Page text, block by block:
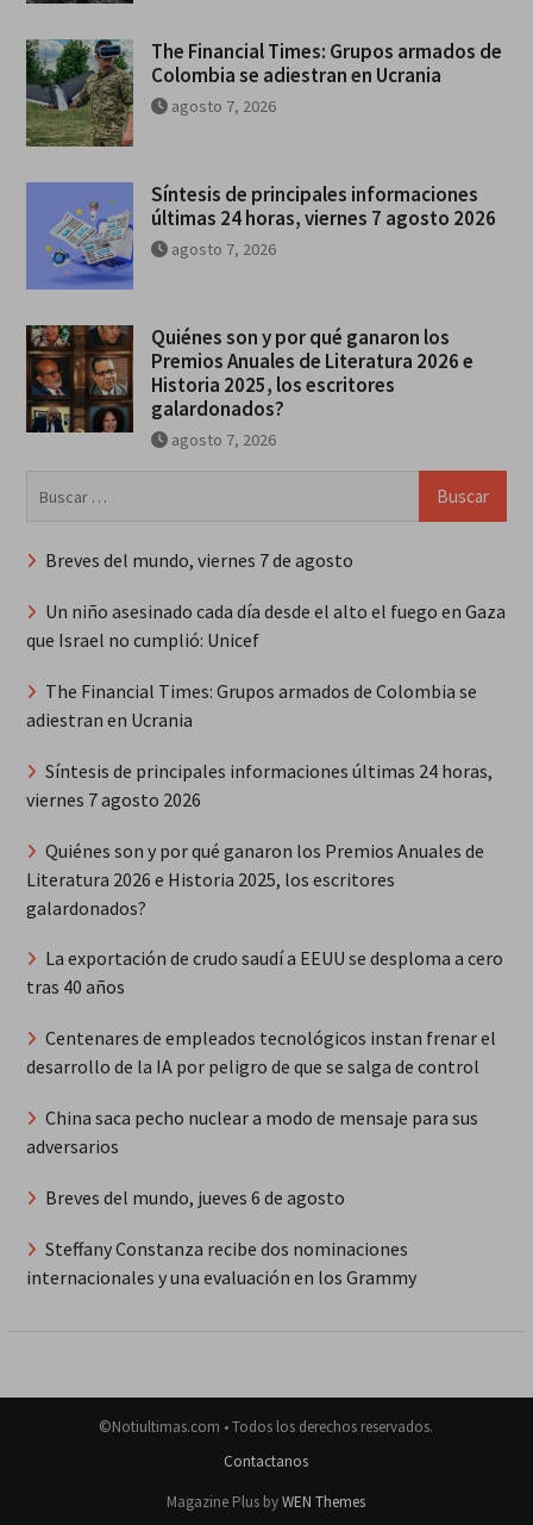
The Financial Times: Grupos armados de
Colombia se adiestran en Ucrania
agosto 7, 2026
Síntesis de principales informaciones
últimas 24 horas, viernes 7 agosto 2026
agosto 7, 2026
Quiénes son y por qué ganaron los
Premios Anuales de Literatura 2026 e
Historia 2025, los escritores
galardonados?
agosto 7, 2026
Breves del mundo, viernes 7 de agosto
Un niño asesinado cada día desde el alto el fuego en Gaza
que Israel no cumplió: Unicef
The Financial Times: Grupos armados de Colombia se
adiestran en Ucrania
Síntesis de principales informaciones últimas 24 horas,
viernes 7 agosto 2026
Quiénes son y por qué ganaron los Premios Anuales de
Literatura 2026 e Historia 2025, los escritores
galardonados?
La exportación de crudo saudí a EEUU se desploma a cero
tras 40 años
Centenares de empleados tecnológicos instan frenar el
desarrollo de la IA por peligro de que se salga de control
China saca pecho nuclear a modo de mensaje para sus
adversarios
Breves del mundo, jueves 6 de agosto
Steffany Constanza recibe dos nominaciones
internacionales y una evaluación en los Grammy
©Notiultimas.com • Todos los derechos reservados.
Contactanos
Magazine Plus byWEN Themes